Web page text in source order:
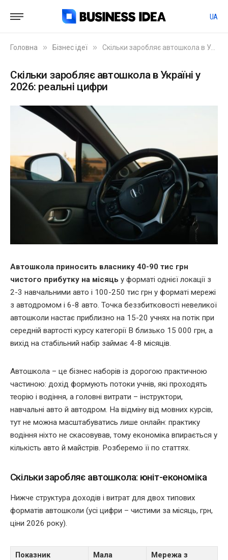
UA
Головна » Бізнес ідеї » Скільки заробляє автошкола в Україні у 2026: реальні цифри
Скільки заробляє автошкола в Україні у
2026: реальні цифри
Автошкола приносить власнику 40-90 тис грн
чистого прибутку на місяць у форматі однієї локації з
2-3 навчальними авто і 100-250 тис грн у форматі мережі
з автодромом і 6-8 авто. Точка беззбитковості невеликої
автошколи настає приблизно на 15-20 учнях на потік при
середній вартості курсу категорії B близько 15 000 грн, а
вихід на стабільний набір займає 4-8 місяців.
Автошкола – це бізнес наборів із дорогою практичною
частиною: дохід формують потоки учнів, які проходять
теорію і водіння, а головні витрати – інструктори,
навчальні авто й автодром. На відміну від мовних курсів,
тут не можна масштабуватись лише онлайн: практику
водіння ніхто не скасовував, тому економіка впирається у
кількість авто й майстрів. Розберемо її по статтях.
Скільки заробляє автошкола: юніт-економіка
Нижче структура доходів і витрат для двох типових
форматів автошколи (усі цифри – чистими за місяць, грн,
ціни 2026 року).
Показник
Мала
Мережа з